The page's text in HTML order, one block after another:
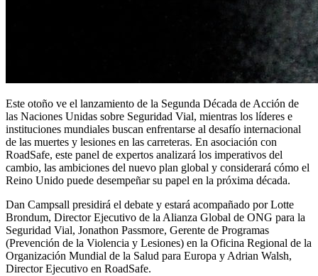
Este otoño ve el lanzamiento de la Segunda Década de Acción de
las Naciones Unidas sobre Seguridad Vial, mientras los líderes e
instituciones mundiales buscan enfrentarse al desafío internacional
de las muertes y lesiones en las carreteras. En asociación con
RoadSafe, este panel de expertos analizará los imperativos del
cambio, las ambiciones del nuevo plan global y considerará cómo el
Reino Unido puede desempeñar su papel en la próxima década.
Dan Campsall presidirá el debate y estará acompañado por Lotte
Brondum, Director Ejecutivo de la Alianza Global de ONG para la
Seguridad Vial, Jonathon Passmore, Gerente de Programas
(Prevención de la Violencia y Lesiones) en la Oficina Regional de la
Organización Mundial de la Salud para Europa y Adrian Walsh,
Director Ejecutivo en RoadSafe.